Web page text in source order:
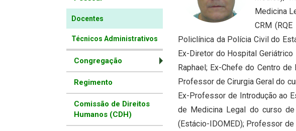
Docentes
Técnicos Administrativos
Congregação
Regimento
Comissão de Direitos
Humanos (CDH)
Medicina
CRM
Policlínica da Polícia Civil do
Ex-Diretor do Hospital
Raphael; Ex-Chefe do Centro
Professor de Cirurgia Geral do
Ex-Professor de Introdução ao
de Medicina Legal do curso de
(Estácio-IDOMED); Professor